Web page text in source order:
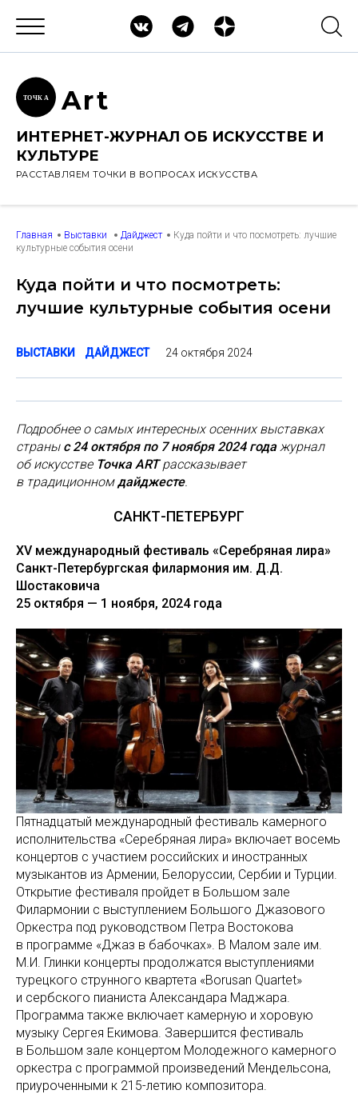
ТОЧК А Art
ИНТЕРНЕТ-ЖУРНАЛ ОБ ИСКУССТВЕ И
КУЛЬТУРЕ
РАССТАВЛЯЕМ ТОЧКИ В ВОПРОСАХ ИСКУССТВА
Главная Выставки Дайджест
Куда пойти и что посмотреть: лучшие
культурные события осени
Куда пойти и что посмотреть:
лучшие культурные события осени
ВЫСТАВКИ ДАЙДЖЕСТ 24 октября 2024
Подробнее о самых интересных осенних выставках
страны с 24 октября по 7 ноября 2024 годажурнал
об искусстве Точка ARTрассказывает
в традиционномдайджесте.
САНКТ-ПЕТЕРБУРГ
XV международный фестиваль «Серебряная лира»
Санкт-Петербургская филармония им. Д.Д.
Шостаковича
25 октября — 1 ноября, 2024 года
Пятнадцатый международный фестиваль камерного
исполнительства «Серебряная лира» включает восемь
концертов с участием российских и иностранных
музыкантов из Армении, Белоруссии, Сербии и Турции.
Открытие фестиваля пройдет в Большом зале
Филармонии с выступлением Большого Джазового
Оркестра под руководством Петра Востокова
в программе «Джаз в бабочках». В Малом зале им.
М.И. Глинки концерты продолжатся выступлениями
турецкого струнного квартета «Borusan Quartet»
и сербского пианиста Александара Маджара.
Программа также включает камерную и хоровую
музыку Сергея Екимова. Завершится фестиваль
в Большом зале концертом Молодежного камерного
оркестра с программой произведений Мендельсона,
приуроченными к 215-летию композитора.